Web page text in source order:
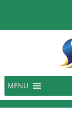
o
MENU